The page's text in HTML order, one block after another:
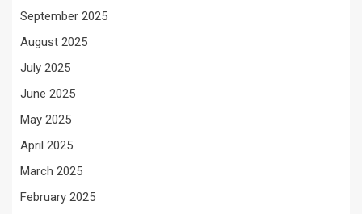
September 2025
August 2025
July 2025
June 2025
May 2025
April 2025
March 2025
February 2025